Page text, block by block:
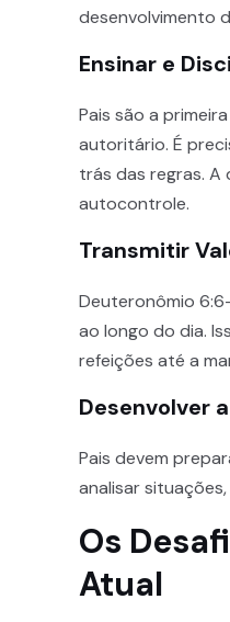
desenvolvimento
Ensinar e
Pais são a
autoritário. É
trás das regras. A
autocontrole.
Transmitir
Deuteronômio
ao longo do dia.
refeições até a
Desenvolver
Pais devem
analisar
Os
Atual